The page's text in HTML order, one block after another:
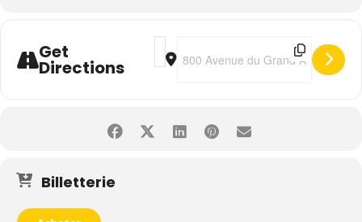
Get
Directions
Address - Danse avec les stars • La
Destination Address - Danse
Billetterie